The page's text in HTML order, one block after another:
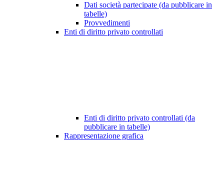
Dati società partecipate (da pubblicare in
tabelle)
Provvedimenti
Enti di diritto privato controllati
Enti di diritto privato controllati (da
pubblicare in tabelle)
Rappresentazione grafica